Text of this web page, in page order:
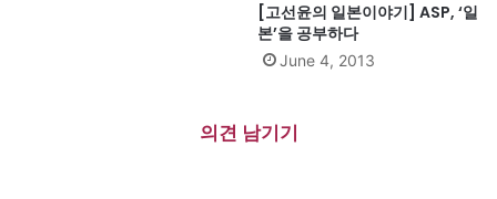
[고선윤의 일본이야기] ASP, ‘일
본’을 공부하다
June 4, 2013
의견 남기기